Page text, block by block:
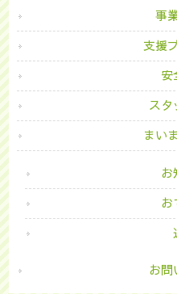
事
支援
安
スタ
まい
お
お
お問